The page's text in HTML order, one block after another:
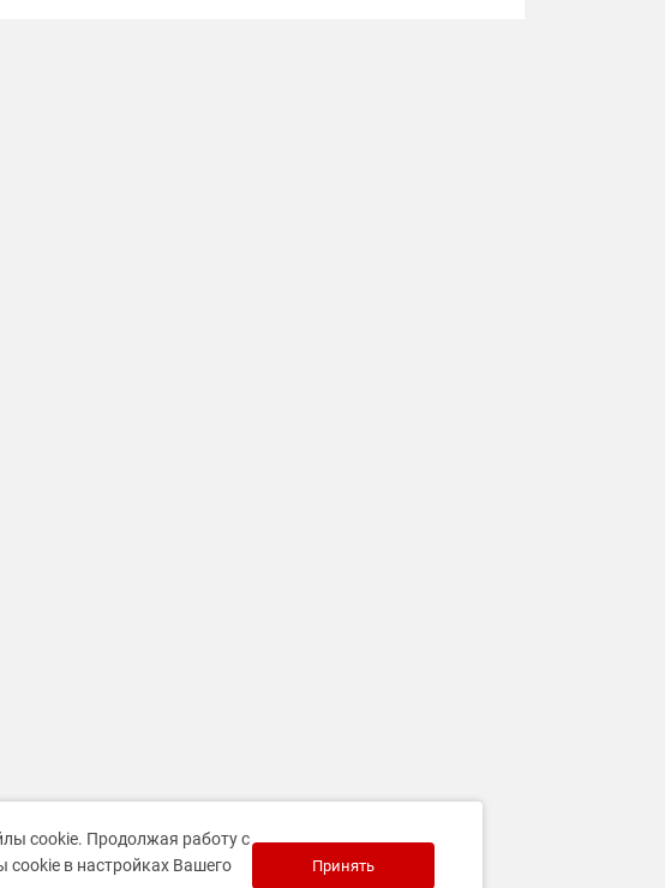
cookie. Продолжая работу с
в настройках Вашего
Принять